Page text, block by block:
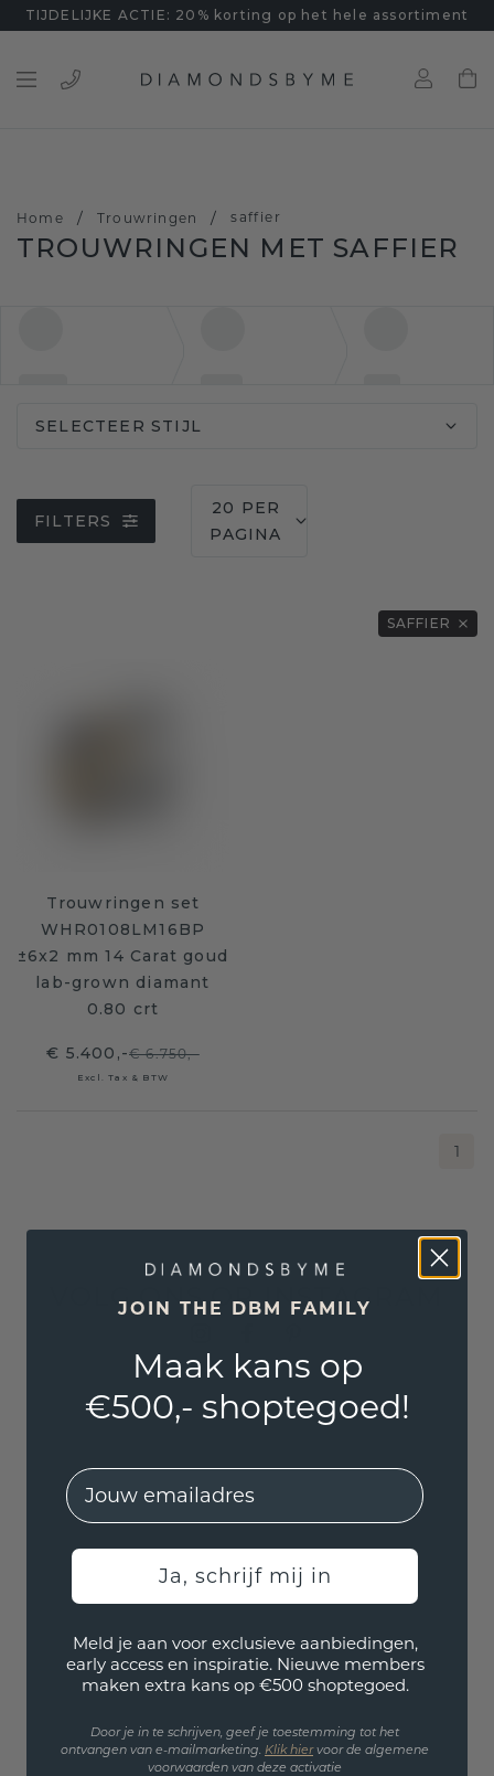
TIJDELIJKE ACTIE: 20% korting op het hele assortiment
Home / Trouwringen / saffier
TROUWRINGEN MET SAFFIER
SELECTEER STIJL
FILTERS
20 PER
PAGINA
SAFFIER
Trouwringen set
WHR0108LM16BP
±6x2 mm 14 Carat goud
lab-grown diamant
0.80 crt
€ 5.400,-€ 6.750,-
Excl. Tax & BTW
1
VOLG ONS OP INSTAGRAM
JOIN THE DBM FAMILY
Maak kans op
€500,- shoptegoed!
EMail
Ja, schrijf mij in
Meld je aan voor exclusieve aanbiedingen,
early access en inspiratie. Nieuwe members
maken extra kans op €500 shoptegoed.
Door je in te schrijven, geef je toestemming tot het
ontvangen van e-mailmarketing. Klik hiervoor de algemene
voorwaarden van deze activatie